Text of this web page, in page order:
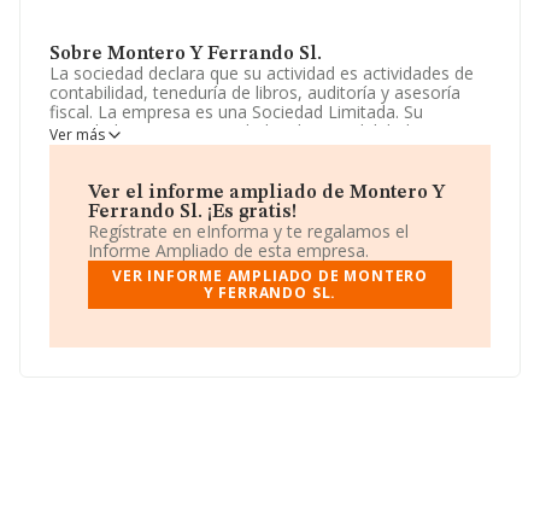
Sobre Montero Y Ferrando Sl.
La sociedad declara que su actividad es actividades de
contabilidad, teneduría de libros, auditoría y asesoría
fiscal. La empresa es una Sociedad Limitada. Su
actividad CNAE es 'Actividades de contabilidad,
teneduría de libros, auditoría y asesoría fiscal' con
mercados exteriores.
La web eswww.monteroferrando.com.
La compañíaMontero y Ferrando S.L, con CIF
B16963258, está situada en Calle Adela Gines núm. 23,
(28750), San Agustín Del Guadalix, Madrid.
Con los datos a disposición de INFORMA sobre 56.819
Ver más
Ver el informe ampliado de Montero Y
Ferrando Sl. ¡Es gratis!
Regístrate en eInforma y te regalamos el
Informe Ampliado de esta empresa.
VER INFORME AMPLIADO DE MONTERO
Y FERRANDO SL.